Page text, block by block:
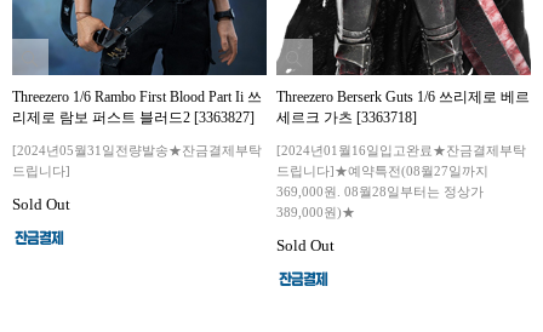
Threezero 1/6 Rambo First Blood Part Ii 쓰
리제로 람보 퍼스트 블러드2 [3363827]
[2024년05월31일전량발송★잔금결제부탁
드립니다]
Sold Out
Threezero Berserk Guts 1/6 쓰리제로 베르
세르크 가츠 [3363718]
[2024년01월16일입고완료★잔금결제부탁
드립니다]★예약특전(08월27일까지
369,000원. 08월28일부터는 정상가
389,000원)★
Sold Out